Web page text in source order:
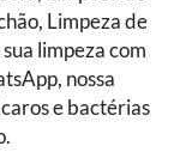
Limpeza de
limpeza com
nossa
e bactérias